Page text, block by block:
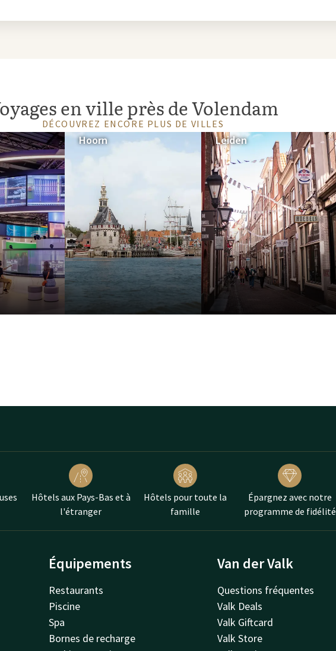
la Criée au poisson de 1934,
apprendrez tout sur l'histoire,
urbaine avec une nuitée
. C'est ainsi que vous
familière de Van der Valk.
en ville près de Volendam
DÉCOUVREZ ENCORE PLUS DE VILLES
Hoorn Leiden
Hôtels aux Pays-Bas et à
l'étranger
Hôtels pour toute la
famille
Épargnez avec notre
programme de fidélité
Équipements
Restaurants
Piscine
Spa
Bornes de recharge
Van der Valk
Questions fréquentes
Valk Deals
Valk Giftcard
Valk Store